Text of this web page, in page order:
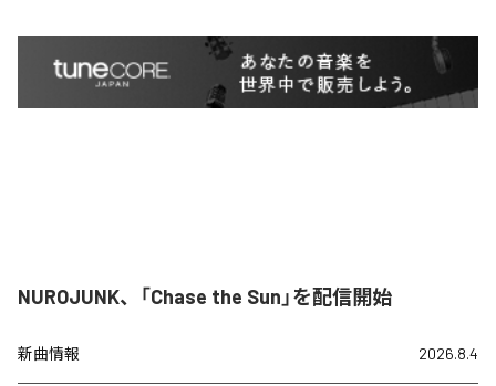
NUROJUNK、「Chase the Sun」を配信開始
新曲情報 2026.8.4